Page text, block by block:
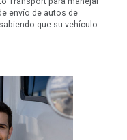
envío de autos de
que su vehículo